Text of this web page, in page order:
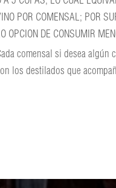
POR COMENSAL; POR
OPCION DE CONSUMIR
comensal si desea algún
los destilados que